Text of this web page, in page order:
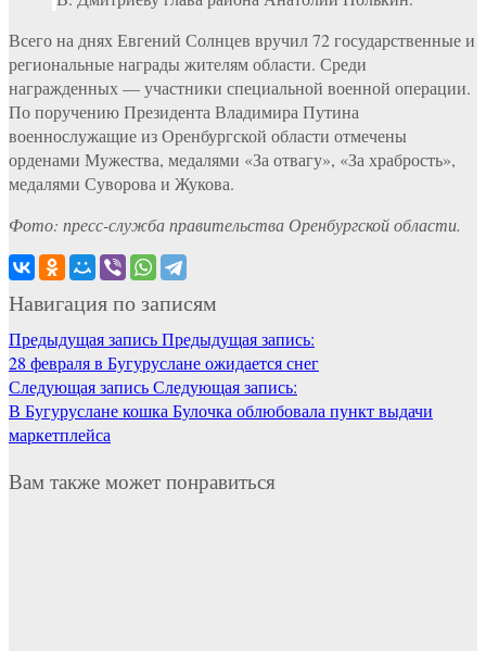
Всего на днях Евгений Солнцев вручил 72 государственные и
региональные награды жителям области. Среди
награжденных — участники специальной военной операции.
По поручению Президента Владимира Путина
военнослужащие из Оренбургской области отмечены
орденами Мужества, медалями «За отвагу», «За храбрость»,
медалями Суворова и Жукова.
Фото: пресс-служба правительства Оренбургской области.
Навигация по записям
Предыдущая записьПредыдущая запись:
28 февраля в Бугуруслане ожидается снег
Следующая записьСледующая запись:
В Бугуруслане кошка Булочка облюбовала пункт выдачи
маркетплейса
Вам также может понравиться